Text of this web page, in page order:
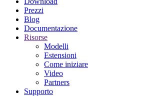
Prezzi
Blog
Documentazione
Risorse
Modelli
Estensioni
Come iniziare
Video
Partners
Supporto